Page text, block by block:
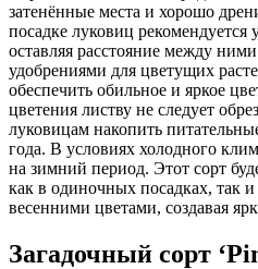
затенённые места и хорошо
посадке луковиц рекомендуется
оставляя расстояние между
удобрениями для цветущих
обеспечить обильное и яркое
цветения листву не следует
луковицам накопить
года. В условиях холодного
на зимний период. Этот сорт
как в одиночных посадках, так
весенними цветами, создавая
Загадочный сорт